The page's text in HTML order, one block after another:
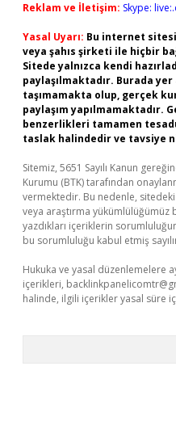
Reklam ve İletişim: Skype:
Yasal Uyarı: Bu internet
veya şahıs şirketi ile hiçbir
Sitede yalnızca kendi
paylaşılmaktadır. Burada
taşımamakta olup, gerçek
paylaşım yapılmamaktadır.
benzerlikleri tamamen
taslak halindedir ve tavsiye
Sitemiz, 5651 Sayılı Kanun
Kurumu (BTK) tarafından
vermektedir. Bu nedenle,
veya araştırma yükümlülüğümüz
yazdıkları içeriklerin
bu sorumluluğu kabul etmiş
Hukuka ve yasal düzenlemelere
içerikleri,
halinde, ilgili içerikler yasal süre